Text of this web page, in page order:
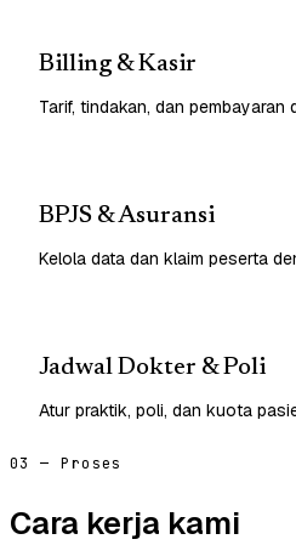
Billing & Kasir
Tarif, tindakan, dan pembayaran
BPJS & Asuransi
Kelola data dan klaim peserta
Jadwal Dokter & Poli
Atur praktik, poli, dan kuota
03 — Proses
Cara kerja kami